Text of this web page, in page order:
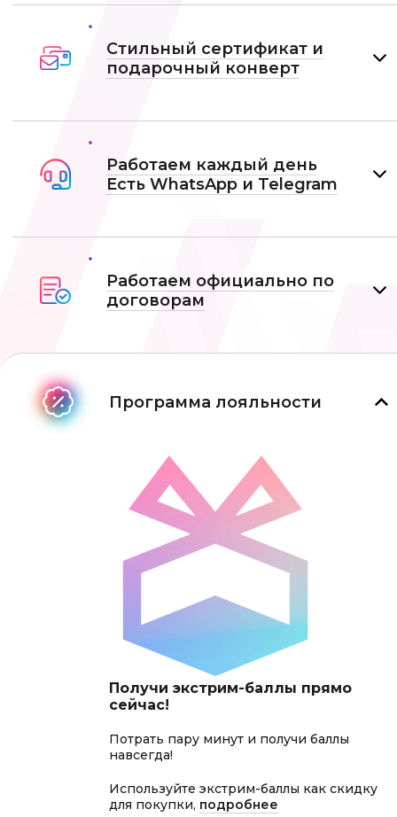
Стильный сертификат и
подарочный конверт
Работаем каждый день
Есть WhatsApp и Telеgram
Работаем официально по
договорам
Программа лояльности
Получи экстрим-баллы прямо
сейчас!
Потрать пару минут и получи баллы
навсегда!
Используйте экстрим-баллы как скидку
для покупки, подробнее